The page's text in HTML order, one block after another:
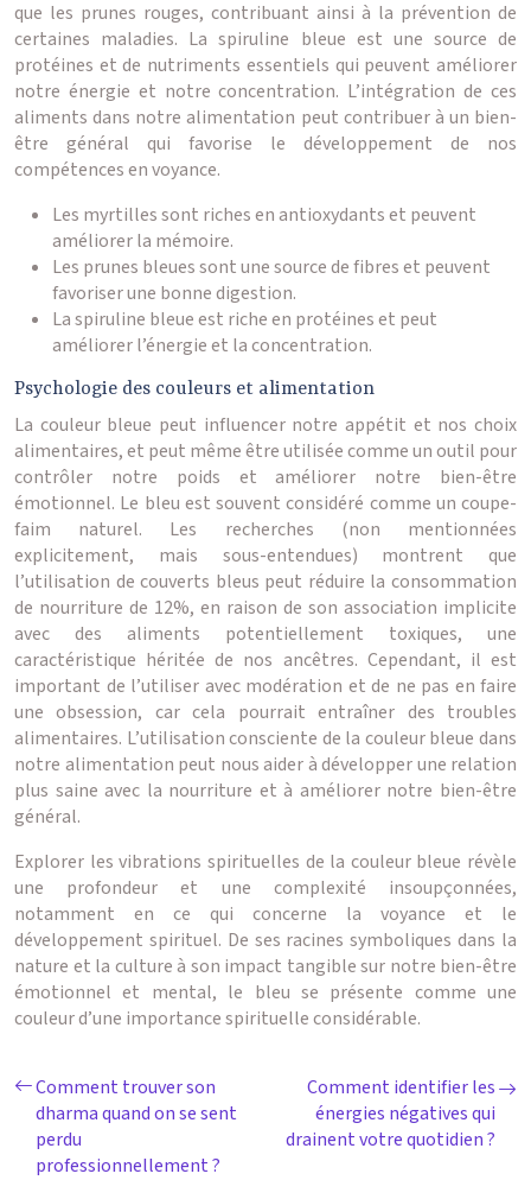
que les prunes rouges, contribuant ainsi à la prévention de
certaines maladies. La spiruline bleue est une source de
protéines et de nutriments essentiels qui peuvent améliorer
notre énergie et notre concentration. L’intégration de ces
aliments dans notre alimentation peut contribuer à un bien-
être général qui favorise le développement de nos
compétences en voyance.
Les myrtilles sont riches en antioxydants et peuvent
améliorer la mémoire.
Les prunes bleues sont une source de fibres et peuvent
favoriser une bonne digestion.
La spiruline bleue est riche en protéines et peut
améliorer l’énergie et la concentration.
Psychologie des couleurs et alimentation
La couleur bleue peut influencer notre appétit et nos choix
alimentaires, et peut même être utilisée comme un outil pour
contrôler notre poids et améliorer notre bien-être
émotionnel. Le bleu est souvent considéré comme un coupe-
faim naturel. Les recherches (non mentionnées
explicitement, mais sous-entendues) montrent que
l’utilisation de couverts bleus peut réduire la consommation
de nourriture de 12%, en raison de son association implicite
avec des aliments potentiellement toxiques, une
caractéristique héritée de nos ancêtres. Cependant, il est
important de l’utiliser avec modération et de ne pas en faire
une obsession, car cela pourrait entraîner des troubles
alimentaires. L’utilisation consciente de la couleur bleue dans
notre alimentation peut nous aider à développer une relation
plus saine avec la nourriture et à améliorer notre bien-être
général.
Explorer les vibrations spirituelles de la couleur bleue révèle
une profondeur et une complexité insoupçonnées,
notamment en ce qui concerne la voyance et le
développement spirituel. De ses racines symboliques dans la
nature et la culture à son impact tangible sur notre bien-être
émotionnel et mental, le bleu se présente comme une
couleur d’une importance spirituelle considérable.
Comment trouver son
dharma quand on se sent
perdu
professionnellement ?
Comment identifier les
énergies négatives qui
drainent votre quotidien ?